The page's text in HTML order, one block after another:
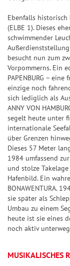
p
i
l
l
n
Ebenfalls historisch
(ELBE 1). Dieses
schwimmender
besucht nun zum
Vorpommerns. Ein
PAPENBURG –
einzige noch
sich lediglich als
ANNY VON
segelt heute unter
internationale
über Grenzen
Dieses 57 Meter
1984 umfassend
und stolze
Hafenbild. Ein
BONAWENTURA.
sie später als
Umbau zu einem
heute ist sie eines
noch aktiv
MUSIKALISCHES